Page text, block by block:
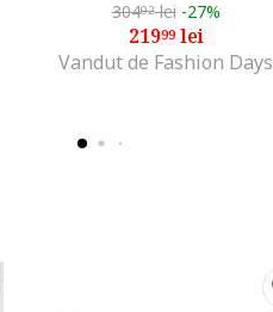
30402lei -27%
21999lei
Vandut de Fashion Days